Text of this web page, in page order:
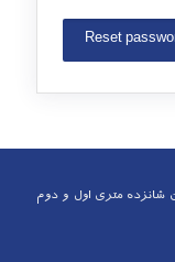
شانزده متری اول و دوم